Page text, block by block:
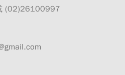
(02)26100997